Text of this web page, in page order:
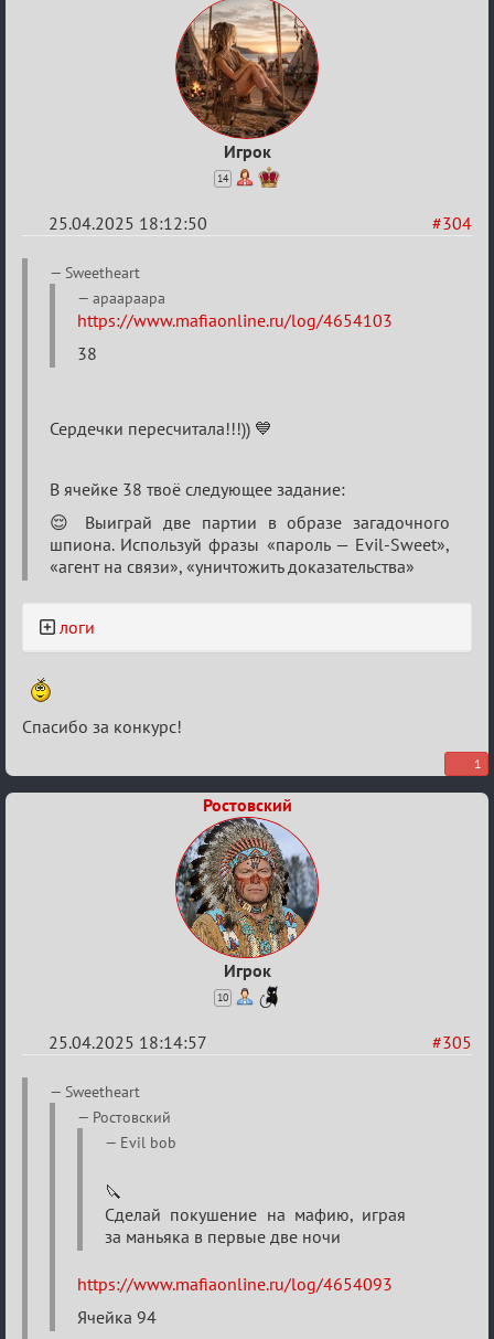
Игрок
14
#304
25.04.2025 18:12:50
Re:
Sweet
⚡Evil
Sweetheart
apaapaapa
https://www.mafiaonline.ru/log/4654103
38
Сердечки пересчитала!!!)) 💙
В ячейке 38 твоё следующее задание:
😌 Выиграй две партии в образе загадочного
шпиона. Используй фразы «пароль — Evil-Sweet»,
«aгент на связи», «уничтожить доказательства»
логи
Спасибо за конкурс!
1
Ростовский
Игрок
10
#305
25.04.2025 18:14:57
Re:
Sweet
Sweetheart
Ростовский
Evil bob
🔪
Сделай покушение на мафию, играя
за маньяка в первые две ночи
https://www.mafiaonline.ru/log/4654093
Ячейка 94